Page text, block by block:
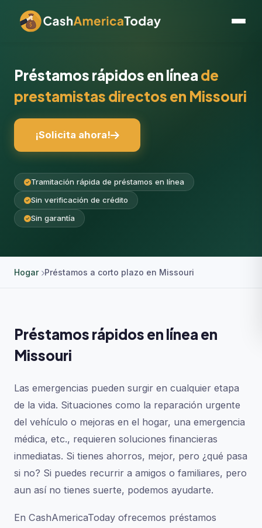
Préstamos rápidos en línea de
prestamistas directos en Missouri
¡Solicita ahora!
Tramitación rápida de préstamos en línea
Sin verificación de crédito
Sin garantía
Hogar Préstamos a corto plazo en Missouri
Préstamos rápidos en línea en
Missouri
Las emergencias pueden surgir en cualquier etapa
de la vida. Situaciones como la reparación urgente
del vehículo o mejoras en el hogar, una emergencia
médica, etc., requieren soluciones financieras
inmediatas. Si tienes ahorros, mejor, pero ¿qué pasa
si no? Si puedes recurrir a amigos o familiares, pero
aun así no tienes suerte, podemos ayudarte.
En CashAmericaToday ofrecemos préstamos